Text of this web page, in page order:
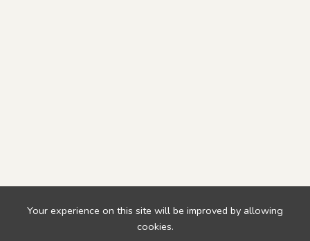
Your experience on this site will be improved by allowing
cookies.